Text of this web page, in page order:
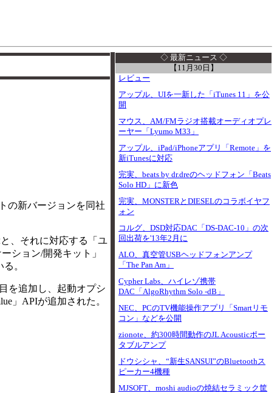
の新バージョンを同社
、それに対応する「ユ
ション/開発キット」
。
を追加し、起動オプシ
」APIが追加された。
◇ 最新ニュース ◇
【11月30日】
レビュー
アップル、UIを一新した「iTunes 11」を公
開
マウス、AM/FMラジオ搭載オーディオプレ
ーヤー「Lyumo M33」
アップル、iPad/iPhoneアプリ「Remote」を
新iTunesに対応
完実、beats by dr.dreのヘッドフォン「Beats
Solo HD」に新色
完実、MONSTERとDIESELのコラボイヤフ
ォン
コルグ、DSD対応DAC「DS-DAC-10」の次
回出荷を'13年2月に
ALO、真空管USBヘッドフォンアンプ
「The Pan Am」
Cypher Labs、ハイレゾ携帯
DAC「AlgoRhythm Solo -dB」
NEC、PCのTV機能操作アプリ「Smartリモ
コン」などを公開
zionote、約300時間動作のJL Acousticポー
タブルアンプ
ドウシシャ、“新生SANSUI”のBluetoothス
ピーカー4機種
MJSOFT、moshi audioの焼結セラミック筐